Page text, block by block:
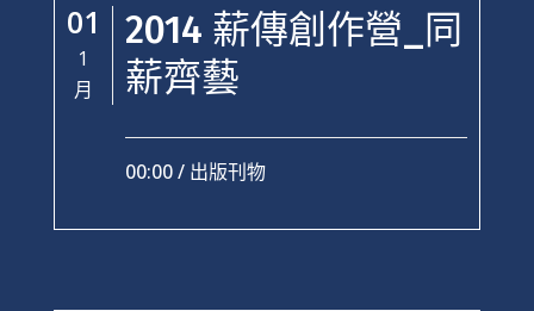
01
1
月
2014 薪傳創作營_同
薪齊藝
00:00 / 出版刊物